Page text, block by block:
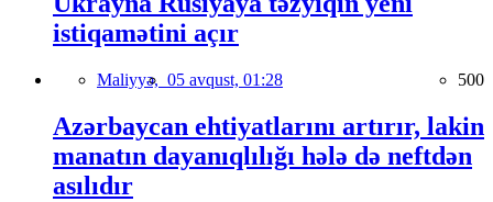
istiqamətini açır
Maliyyə, 05 avqust, 01:28 500
Azərbaycan ehtiyatlarını artırır, lakin
manatın dayanıqlılığı hələ də neftdən
asılıdır